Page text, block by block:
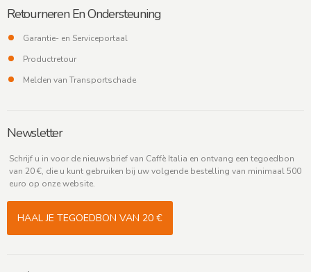
Retourneren En Ondersteuning
Garantie- en Serviceportaal
Productretour
Melden van Transportschade
Newsletter
Schrijf u in voor de nieuwsbrief van Caffè Italia en ontvang een tegoedbon
van 20 €, die u kunt gebruiken bij uw volgende bestelling van minimaal 500
euro op onze website.
HAAL JE TEGOEDBON VAN 20 €